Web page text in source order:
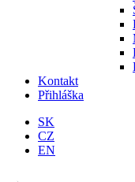
Kontakt
Přihláška
SK
CZ
EN